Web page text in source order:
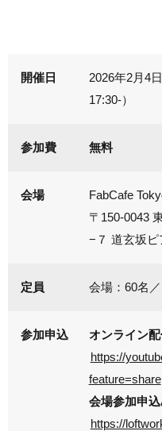
開催日
2026年2月4
17:30-）
参加費 無料
会場
FabCafe
〒150-0043
−７ 道玄坂ピ
定員 会場：60名
参加申込
オンライン配
https://
feature=share
会場参加申込
https://